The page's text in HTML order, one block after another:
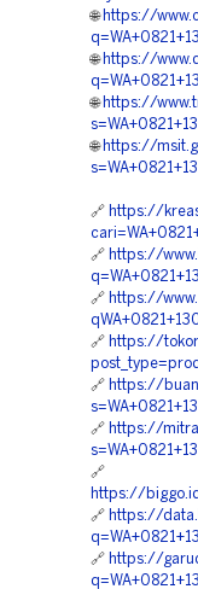
🌐 https://
🌐 https://
🌐 https://
🌐 https://
🔗 https://
🔗 https://
🔗 https://
🔗 https://
🔗 https://
🔗 https://
🔗
https://
🔗 https://
🔗 https://